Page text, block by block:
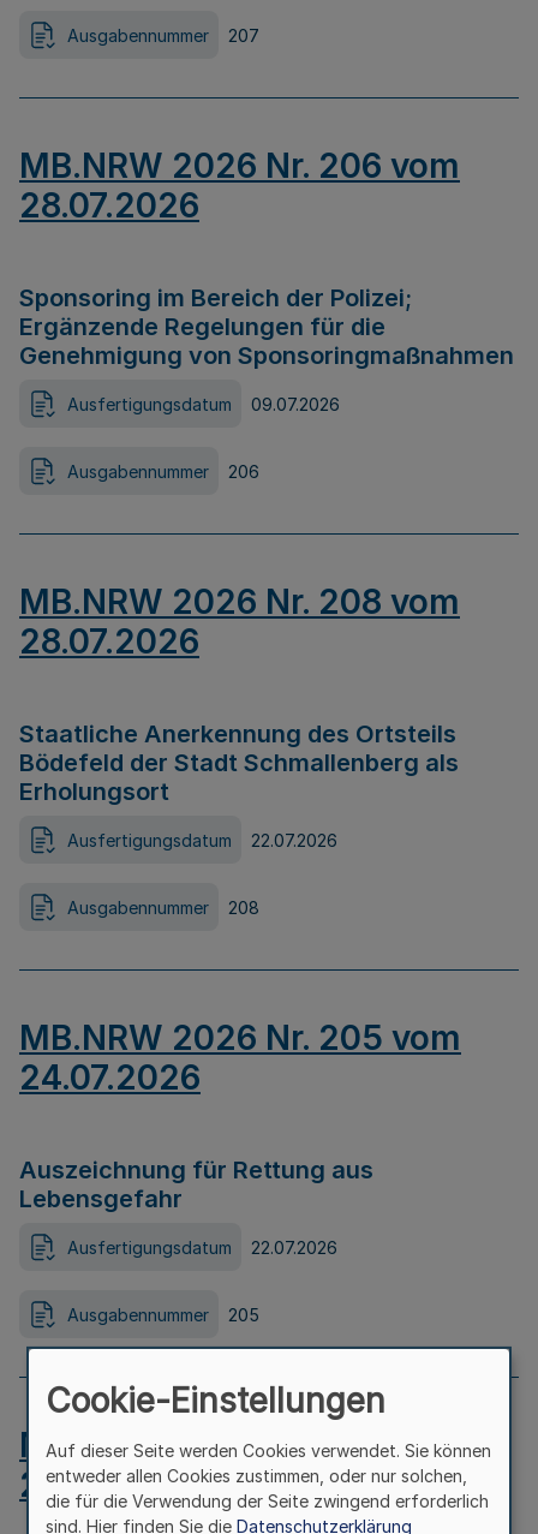
Ausgabennummer 207
MB.NRW 2026 Nr. 206 vom
28.07.2026
Sponsoring im Bereich der Polizei;
Ergänzende Regelungen für die
Genehmigung von Sponsoringmaßnahmen
Ausfertigungsdatum 09.07.2026
Ausgabennummer 206
MB.NRW 2026 Nr. 208 vom
28.07.2026
Staatliche Anerkennung des Ortsteils
Bödefeld der Stadt Schmallenberg als
Erholungsort
Ausfertigungsdatum 22.07.2026
Ausgabennummer 208
MB.NRW 2026 Nr. 205 vom
24.07.2026
Auszeichnung für Rettung aus
Lebensgefahr
Ausfertigungsdatum 22.07.2026
Ausgabennummer 205
MB.NRW 2026 Nr. 204 vom
24.07.2026
Cookie-Einstellungen
Auf dieser Seite werden Cookies verwendet. Sie können
entweder allen Cookies zustimmen, oder nur solchen,
die für die Verwendung der Seite zwingend erforderlich
sind. Hier finden Sie die Datenschutzerklärung